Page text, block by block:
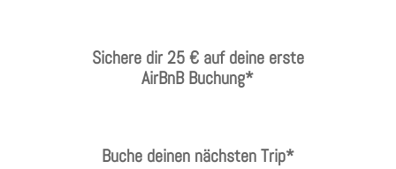
Sichere dir 25 € auf deine erste
AirBnB Buchung*
Buche deinen nächsten Trip*